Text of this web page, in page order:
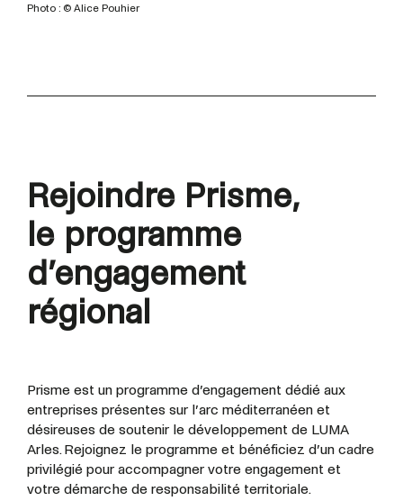
Photo : © Alice Pouhier
Rejoindre Prisme,
le programme
d’engagement
régional
Prisme est un programme d’engagement dédié aux
entreprises présentes sur l’arc méditerranéen et
désireuses de soutenir le développement de LUMA
Arles. Rejoignez le programme et bénéficiez d’un cadre
privilégié pour accompagner votre engagement et
votre démarche de responsabilité territoriale.